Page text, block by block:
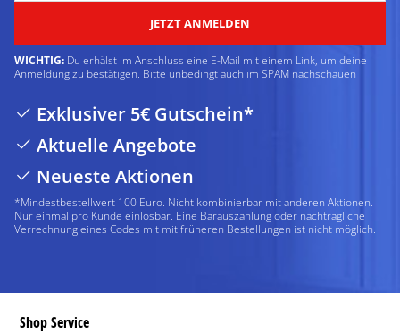
JETZT ANMELDEN
WICHTIG: Du erhälst im Anschluss eine E-Mail mit einem Link, um deine
Anmeldung zu bestätigen. Bitte unbedingt auch im SPAM nachschauen
Exklusiver 5€ Gutschein*
Aktuelle Angebote
Neueste Aktionen
*Mindestbestellwert 100 Euro. Nicht kombinierbar mit anderen Aktionen.
Nur einmal pro Kunde einlösbar. Eine Barauszahlung oder nachträgliche
Verrechnung eines Codes mit mit früheren Bestellungen ist nicht möglich.
Shop Service